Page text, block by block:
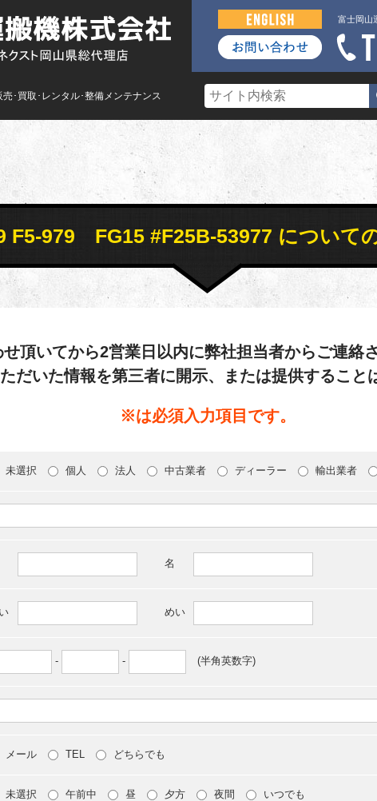
富士岡山
･買取･レンタル･整備メンテナンス
F5-979 FG15 #F25B-53977 について
頂いてから2営業日以内に弊社担当者からご連絡
だいた情報を第三者に開示、または提供すること
※は必須入力項目です。
未選択 個人 法人 中古業者 ディーラー 輸出業者
名
めい
- - (半角英数字)
メール TEL どちらでも
未選択 午前中 昼 夕方 夜間 いつでも